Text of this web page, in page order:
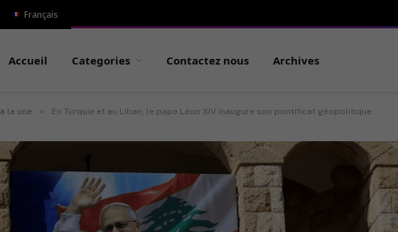
Français
Accueil Categories Contactez nous Archives
à la une » En Turquie et au Liban, le pape Léon XIV inaugure son pontificat géopolitique